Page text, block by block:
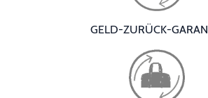
GELD-ZURÜCK-